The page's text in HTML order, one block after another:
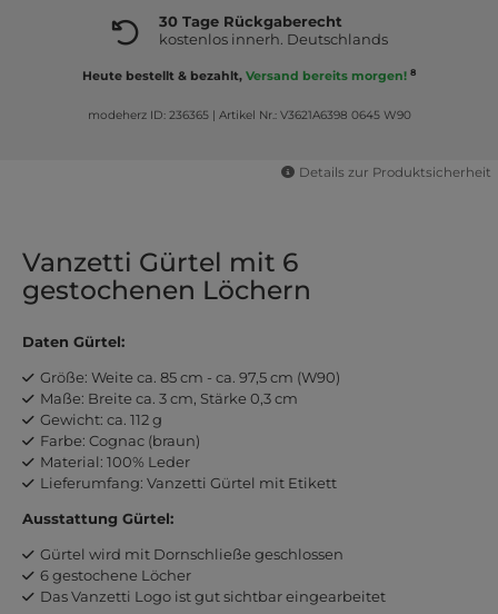
30 Tage Rückgaberecht
kostenlos innerh. Deutschlands
Heute bestellt & bezahlt, Versand bereits morgen! 8
modeherz ID: 236365| Artikel Nr.: V3621A6398 0645 W90
Details zur Produktsicherheit
Vanzetti Gürtel mit 6
gestochenen Löchern
Daten Gürtel:
Größe: Weite ca. 85 cm - ca. 97,5 cm (W90)
Maße: Breite ca. 3 cm, Stärke 0,3 cm
Gewicht: ca. 112 g
Farbe: Cognac (braun)
Material: 100% Leder
Lieferumfang: Vanzetti Gürtel mit Etikett
Ausstattung Gürtel:
Gürtel wird mit Dornschließe geschlossen
6 gestochene Löcher
Das Vanzetti Logo ist gut sichtbar eingearbeitet